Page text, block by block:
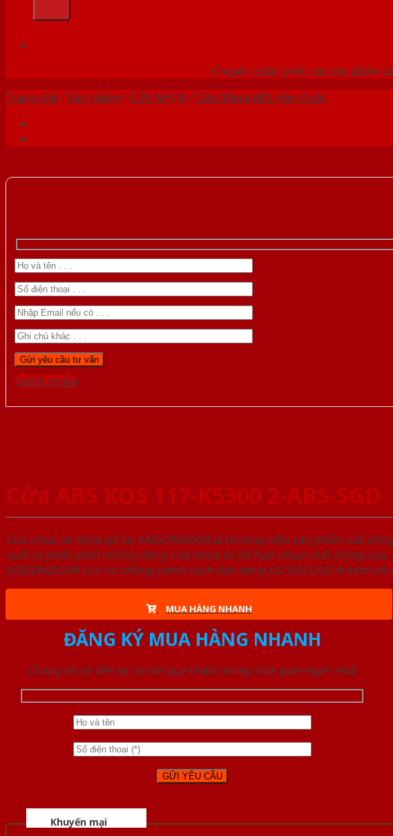
Chuyên phân phối các sản phẩm
Trang chủ /Sản phẩm /CỬA NHỰA/Cửa Nhựa ABS Hàn Quốc
Gọi 0976.169.864
Cửa ABS KOS 117-K5300 2-ABS-SGD
Cửa nhựa và nhựa gỗ tại SAIGONDOOR là thương hiệu sản phẩm các
xuất và phân phối những dòng cửa nhựa và hỗ hợp nhựa chất lượng
SAIGONDOOR còn có những chính sách bán hàng ƯU ĐÃI CAO đi kèm
MUA HÀNG NHANH
ĐĂNG KÝ MUA HÀNG NHANH
Chúng tôi sẽ liên lạc lại với quý khách trong thời gian ngắn nhất
Khuyến mại